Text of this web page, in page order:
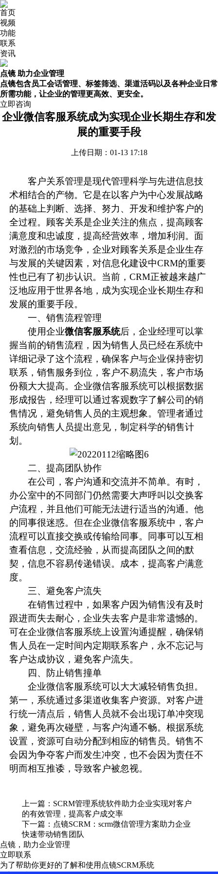
首页
视频
功能
联系
资讯
点镜 助力企业管理
点镜包含员工会话管理、标签筛选、渠道活码以及各种企业日常
所需功能，让企业的管理更高效、更安全。
立即咨询
企业微信客服系统成为实现企业长期生存和发
展的重要手段
上传日期：01-13 17:18
客户关系管理是现代管理科学与先进信息技
术相结合的产物。它是在以客户为中心发展战略
的基础上判断、选择、努力、开发和维护客户的
全过程。顾客关系是企业关注的焦点，提高顾客
满意度和忠诚度，提高经营效率，增加利润。面
对激烈的市场竞争，企业对顾客关系是企业生存
与发展的关键因素，对信息化建设中CRM的重要
性也已有了初步认识。当前，CRM正被越来越广
泛地应用于世界各地，成为实现企业长期生存和
发展的重要手段。
一、销售流程管理
使用企业微信客服系统后，企业经理可以掌
握当前的销售流程，因为销售人员已经在系统中
详细记录了这个流程，确保客户与企业保持密切
联系，销售服务到位，客户不易流失，客户市场
份额大大提高。企业微信客服系统可以根据数据
形成报告，经理可以通过客观数字了解公司的销
售情况，避免销售人员的主观想象。管理者通过
系统向销售人员提出意见，制定科学的销售计
划。
二、提高团队协作
在公司，客户沟通和交流并不简单。有时，
办公室中的不同部门仍然需要大声呼叫以交换客
户流程，并且他们可能无法进行适当的沟通。他
的同事很迷惑。但在企业微信客服系统中，客户
流程可以直接交换或传输给同事。同事可以互相
查看信息，交流经验，从而提高团队之间的默
契，信息不容易传递错误。成本，提高客户满意
度。
三、避免客户流失
在销售过程中，如果客户因为销售没有及时
跟进而失去耐心，企业失去客户是非常遗憾的。
可在企业微信客服系统上设置沟通提醒，确保销
售人员在一定时间内定期联系客户，永不忘记与
客户达成协议，避免客户流失。
四、防止销售撞单
企业微信客服系统可以大大减轻销售负担。
第一，系统通过多渠道收集客户资源。对客户进
行统一清点后，销售人员就不会出现订单冲突现
象，避免再次碰壁，与客户沟通不畅。根据系统
设置，资源可自动分配到相应的销售员。销售不
会因为争夺客户而发生冲突，也不会因为责任不
明而相互推诿，导致客户被忽视。
上一篇： SCRM管理系统软件助力企业实现对客户
的有效管理，提高客户成交率
下一篇： 点镜SCRM：scrm微信管理方案助力企业
快速带动销售团队
点镜，助力企业管理
立即联系
为了帮助你更好的了解和使用点镜SCRM系统